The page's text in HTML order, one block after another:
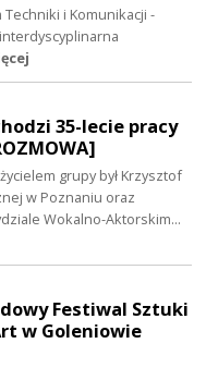
i Komunikacji -
35-lecie pracy
grupy był Krzysztof
w Poznaniu oraz
Wokalno-Aktorskim…
Festiwal Sztuki
w Goleniowie